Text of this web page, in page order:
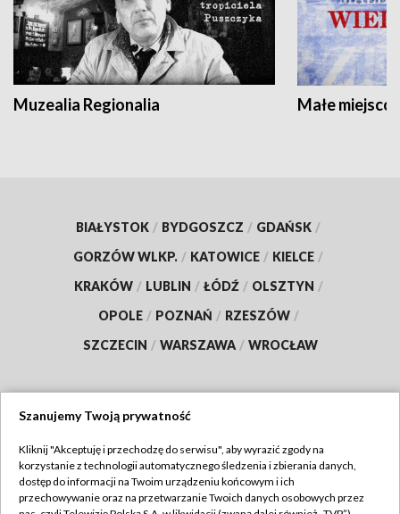
Muzealia Regionalia Małe
BIAŁYSTOK / BYDGOSZCZ / GDAŃSK /
GORZÓW WLKP. / KATOWICE / KIELCE /
KRAKÓW / LUBLIN / ŁÓDŹ / OLSZTYN /
OPOLE / POZNAŃ / RZESZÓW /
SZCZECIN / WARSZAWA / WROCŁAW
TVP
Abonament TVP
Regulamin TVP
Szanujemy Twoją prywatność
Kliknij "Akceptuję i przechodzę do serwisu", aby wyrazić zgody na
korzystanie z technologii automatycznego śledzenia i zbierania danych,
dostęp do informacji na Twoim urządzeniu końcowym i ich
przechowywanie oraz na przetwarzanie Twoich danych osobowych przez